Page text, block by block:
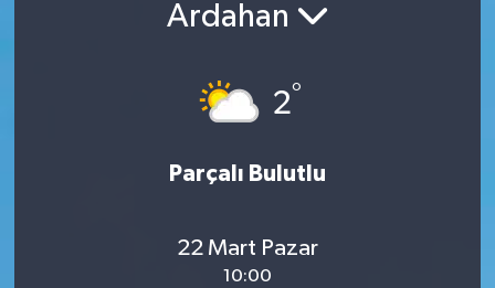
Ardahan
2°
Parçalı Bulutlu
22 Mart Pazar
10:00